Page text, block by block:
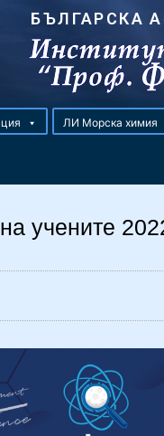
БЪЛГАРСКА
ЛИ Морска химия
учените